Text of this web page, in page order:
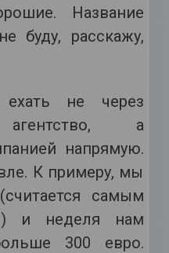
Название
буду, расскажу,
ехать не через
агентство, а
напрямую.
К примеру, мы
самым
и неделя нам
300 евро.